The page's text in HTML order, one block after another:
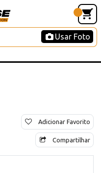
Usar Foto
Adicionar Favorito
Compartilhar